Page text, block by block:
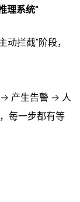
理系统"
动拦截"阶段，
产生告警 → 人
每一步都有等